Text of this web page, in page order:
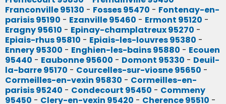
Franconville 95130 - Fosses 95470 - Fontenay-en-
parisis 95190 - Ezanville 95460 - Ermont 95120 -
Eragny 95610 - Epinay-champlatreux 95270 -
Epiais-rhus 95810 - Epiais-les-louvres 95380 -
Ennery 95300 - Enghien-les-bains 95880 - Ecouen
95440 - Eaubonne 95600 - Domont 95330 - Deuil-
la-barre 95170 - Courcelles-sur-viosne 95650 -
Cormeilles-en-vexin 95830 - Cormeilles-en-
parisis 95240 - Condecourt 95450 - Commeny
95450 - Clery-en-vexin 95420 - Cherence 95510 -